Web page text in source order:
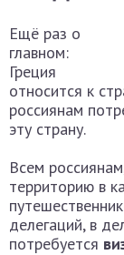
Ещё раз о
главном:
Греция
относится к
россиянам
эту страну.
Всем
территорию в
делегаций, в
потребуется